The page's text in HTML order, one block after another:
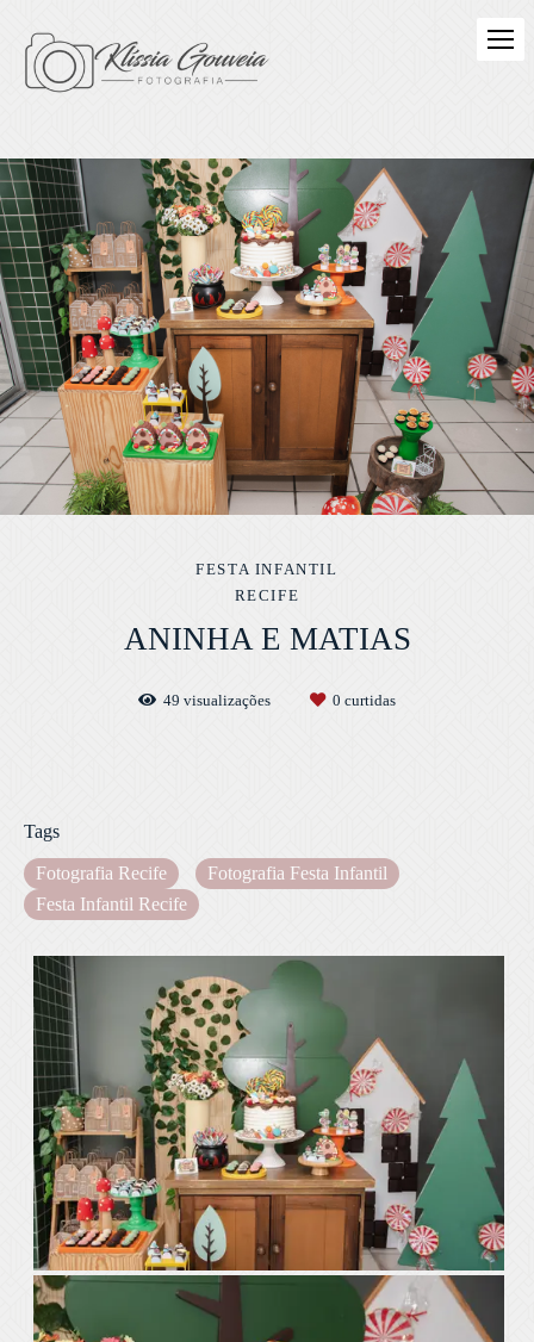
FESTA INFANTIL
RECIFE
ANINHA E MATIAS
49 visualizações 0 curtidas
Tags
Fotografia Recife
Fotografia Festa Infantil
Festa Infantil Recife